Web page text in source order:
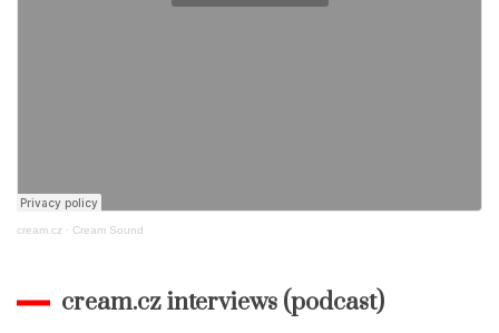
cream.cz · Cream Sound
cream.cz interviews (podcast)